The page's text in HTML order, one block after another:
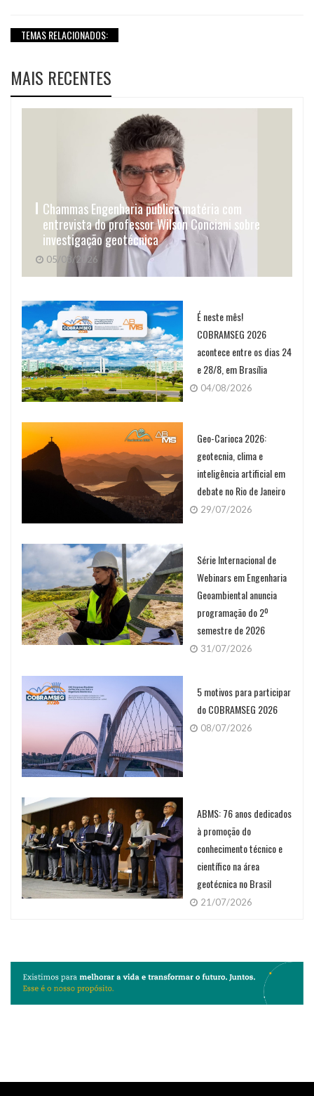
TEMAS RELACIONADOS:
MAIS RECENTES
Chammas Engenharia publica matéria com
entrevista do professor Wilson Conciani sobre
investigação geotécnica
05/08/2026
É neste mês!
COBRAMSEG 2026
acontece entre os dias 24
e 28/8, em Brasília
04/08/2026
Geo-Carioca 2026:
geotecnia, clima e
inteligência artificial em
debate no Rio de Janeiro
29/07/2026
Série Internacional de
Webinars em Engenharia
Geoambiental anuncia
programação do 2º
semestre de 2026
31/07/2026
5 motivos para participar
do COBRAMSEG 2026
08/07/2026
ABMS: 76 anos dedicados
à promoção do
conhecimento técnico e
científico na área
geotécnica no Brasil
21/07/2026